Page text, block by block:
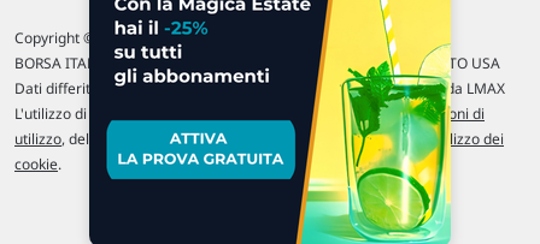
Copyright © 1996-2026 Traderlink Italia s.r.l.
BORSA ITALIANA Quotazioni di borsa differite di 15 min. / MERCATO USA
Dati differiti di 15 min. (fonte Intrinio) / FOREX Quotazioni fornite da LMAX
L'utilizzo di questo sito implica l'accettazione delle nostre Condizioni di
utilizzo, del Disclaimer MAR, delle Politiche sulla privacye dell' Utilizzo dei
cookie.